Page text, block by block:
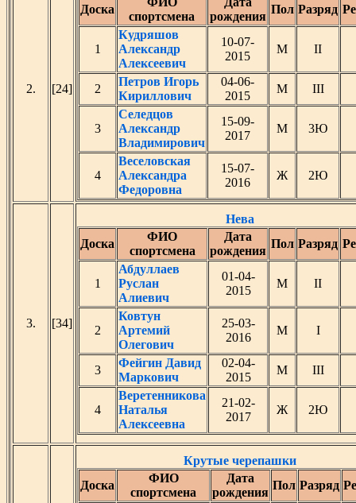
2. [24]
Доска
спортсмена
рождения
Пол Разряд
1
Кудряшов
Александр
Алексеевич
10-07-
2015
М II
2
Петров Игорь
Кириллович
04-06-
2015
М III
3
Селедцов
Александр
Владимирович
15-09-
2017
М 3Ю
4
Веселовская
Александра
Федоровна
15-07-
2016
Ж 2Ю
3. [34]
Нева
Доска
ФИО
спортсмена
Дата
рождения
Пол Разряд
1
Абдуллаев
Руслан
Алиевич
01-04-
2015
М II
2
Ковтун
Артемий
Олегович
25-03-
2016
М I
3
Фейгин Давид
Маркович
02-04-
2015
М III
4
Веретенникова
Наталья
Алексеевна
21-02-
2017
Ж 2Ю
Крутые черепашки
Доска
ФИО
спортсмена
Дата
рождения
Пол Разряд